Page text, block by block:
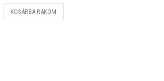
KOSÁRBA RAKOM